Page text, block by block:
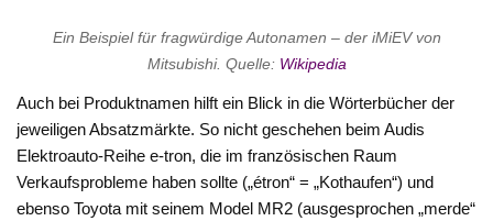
Ein Beispiel für fragwürdige Autonamen – der iMiEV von
Mitsubishi. Quelle: Wikipedia
Auch bei Produktnamen hilft ein Blick in die Wörterbücher der
jeweiligen Absatzmärkte. So nicht geschehen beim Audis
Elektroauto-Reihe e-tron, die im französischen Raum
Verkaufsprobleme haben sollte („étron“ = „Kothaufen“) und
ebenso Toyota mit seinem Model MR2 (ausgesprochen „merde“